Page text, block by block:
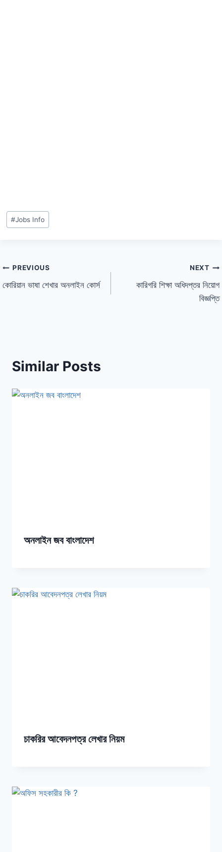
#Jobs Info
PREVIOUS
কোরিয়ান ভাষা শেখার অনলাইন কোর্স
NEXT
কারিগরি শিক্ষা অধিদপ্তর নিয়োগ
বিজ্ঞপ্তি
Similar Posts
অনলাইন জব বাংলাদেশ
চাকরির আবেদনপত্র লেখার নিয়ম